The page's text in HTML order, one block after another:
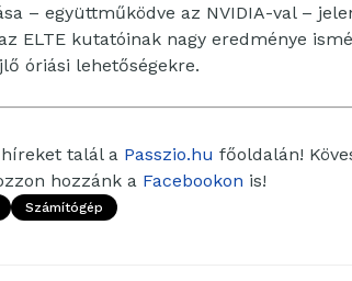
– együttműködve az NVIDIA-val –
ELTE kutatóinak nagy eredménye
óriási lehetőségekre.
talál a Passzio.hu főoldalán!
hozzánk a Facebookon is!
Számítógép